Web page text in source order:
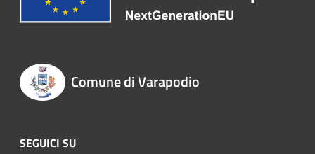
Comune di Varapodio
SEGUICI SU